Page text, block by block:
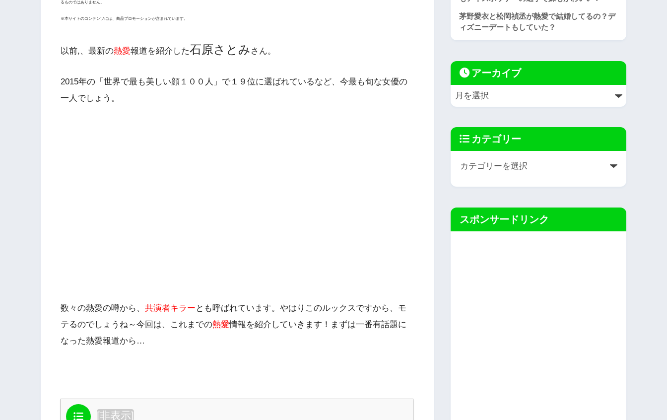
るものではありません。
※本サイトのコンテンツには、商品プロモーションが含まれています。
以前,、最新の熱愛報道を紹介した石原さとみ さん。
2015年の「世界で最も美しい顔１００人」で１９位に選ばれているなど、今最も旬な女優の
一人でしょう。
数々の熱愛の噂から、 共演者キラー とも呼ばれています。やはりこのルックスですから、モ
テるのでしょうね～今回は、これまでの熱愛情報を紹介していきます！まずは一番有話題に
なった熱愛報道から…
目次 [非表示]
茅野愛衣と松岡禎丞が熱愛で結婚してるの？デ
ィズニーデートもしていた？
アーカイブ
カテゴリー
スポンサードリンク